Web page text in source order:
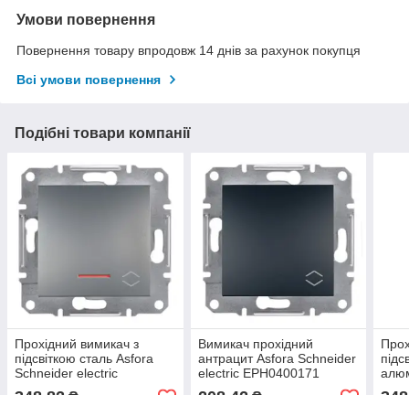
Умови повернення
Повернення товару впродовж 14 днів за рахунок покупця
Всі умови повернення
Подібні товари компанії
Прохідний вимикач з
підсвіткою сталь Asfora
Schneider electric
EPH1500162
Вимикач прохідний
антрацит Asfora Schneider
electric EPH0400171